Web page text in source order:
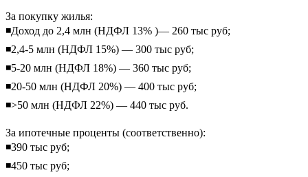
За покупку жилья:
◾️Доход до 2,4 млн (НДФЛ 13% )— 260 тыс руб;
◾️2,4-5 млн (НДФЛ 15%) — 300 тыс руб;
◾️5-20 млн (НДФЛ 18%) — 360 тыс руб;
◾️20-50 млн (НДФЛ 20%) — 400 тыс руб;
◾️>50 млн (НДФЛ 22%) — 440 тыс руб.
За ипотечные проценты (соответственно):
◾️390 тыс руб;
◾️450 тыс руб;